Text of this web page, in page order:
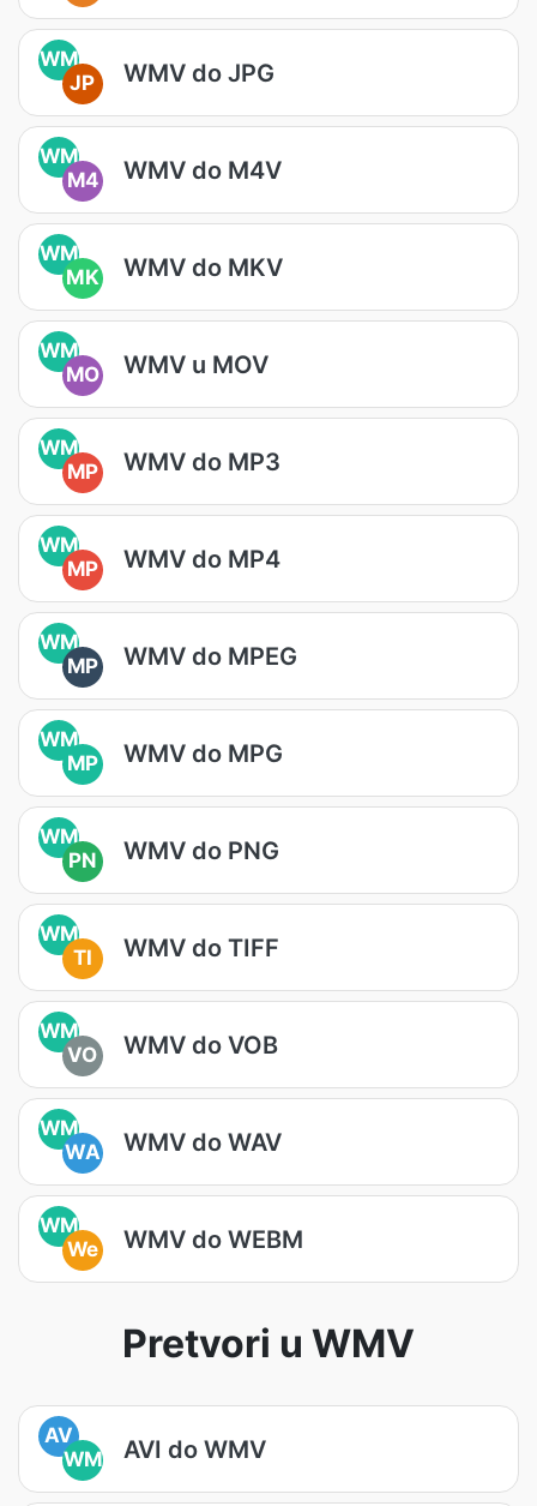
WM
JP
WMV do JPG
WM
M4
WMV do M4V
WM
MK
WMV do MKV
WM
MO
WMV u MOV
WM
MP
WMV do MP3
WM
MP
WMV do MP4
WM
MP
WMV do MPEG
WM
MP
WMV do MPG
WM
PN
WMV do PNG
WM
TI
WMV do TIFF
WM
VO
WMV do VOB
WM
WA
WMV do WAV
WM
We
WMV do WEBM
Pretvori u WMV
AV
WM
AVI do WMV